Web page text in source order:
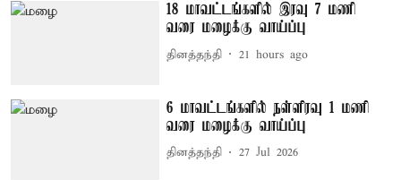
18 மாவட்டங்களில் இரவு 7 மணி
வரை மழைக்கு வாய்ப்பு
தினத்தந்தி 21 hours ago
6 மாவட்டங்களில் நள்ளிரவு 1 மணி
வரை மழைக்கு வாய்ப்பு
தினத்தந்தி 27 Jul 2026